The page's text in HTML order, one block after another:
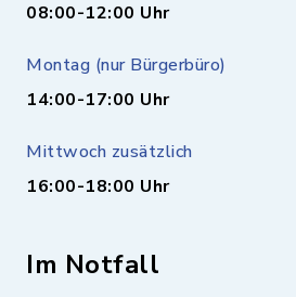
08:00-12:00 Uhr
Montag (nur Bürgerbüro)
14:00-17:00 Uhr
Mittwoch zusätzlich
16:00-18:00 Uhr
Im Notfall